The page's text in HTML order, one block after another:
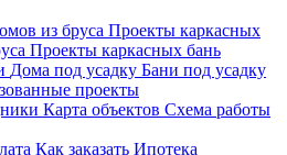
из бруса Проекты каркасных
Проекты каркасных бань
Дома под усадку Бани под усадку
проекты
Карта объектов Схема работы
Как заказать Ипотека